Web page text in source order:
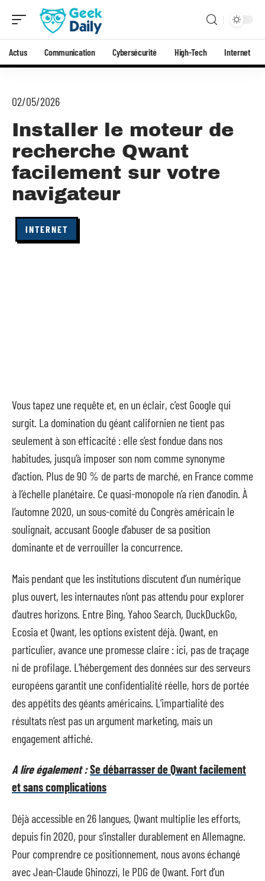
Actus Communication Cybersécurité High-Tech Internet
02/05/2026
Installer le moteur de
recherche Qwant
facilement sur votre
navigateur
INTERNET
Vous tapez une requête et, en un éclair, c’est Google qui
surgit. La domination du géant californien ne tient pas
seulement à son efficacité : elle s’est fondue dans nos
habitudes, jusqu’à imposer son nom comme synonyme
d’action. Plus de 90 % de parts de marché, en France comme
à l’échelle planétaire. Ce quasi-monopole n’a rien d’anodin. À
l’automne 2020, un sous-comité du Congrès américain le
soulignait, accusant Google d’abuser de sa position
dominante et de verrouiller la concurrence.
Mais pendant que les institutions discutent d’un numérique
plus ouvert, les internautes n’ont pas attendu pour explorer
d’autres horizons. Entre Bing, Yahoo Search, DuckDuckGo,
Ecosia et Qwant, les options existent déjà. Qwant, en
particulier, avance une promesse claire : ici, pas de traçage
ni de profilage. L’hébergement des données sur des serveurs
européens garantit une confidentialité réelle, hors de portée
des appétits des géants américains. L’impartialité des
résultats n’est pas un argument marketing, mais un
engagement affiché.
A lire également :Se débarrasser de Qwant facilement
et sans complications
Déjà accessible en 26 langues, Qwant multiplie les efforts,
depuis fin 2020, pour s’installer durablement en Allemagne.
Pour comprendre ce positionnement, nous avons échangé
avec Jean-Claude Ghinozzi, le PDG de Qwant. Fort d’un